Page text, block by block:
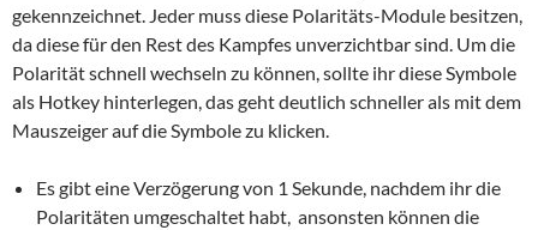
gekennzeichnet. Jeder muss diese Polaritäts-Module besitzen,
da diese für den Rest des Kampfes unverzichtbar sind. Um die
Polarität schnell wechseln zu können, sollte ihr diese Symbole
als Hotkey hinterlegen, das geht deutlich schneller als mit dem
Mauszeiger auf die Symbole zu klicken.
Es gibt eine Verzögerung von 1 Sekunde, nachdem ihr die
Polaritäten umgeschaltet habt, ansonsten können die